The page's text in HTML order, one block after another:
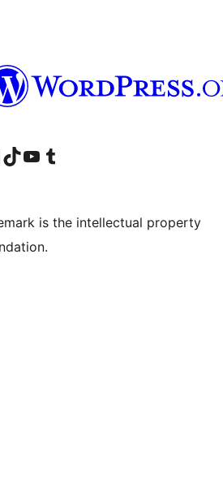
Facebook
pe Instagram
ne pe LinkedIn
Vizitează contul nostru TikTok
Vizitează canalul nostru YouTube
Vizitează contul nostru Tumblr
is the intellectual property